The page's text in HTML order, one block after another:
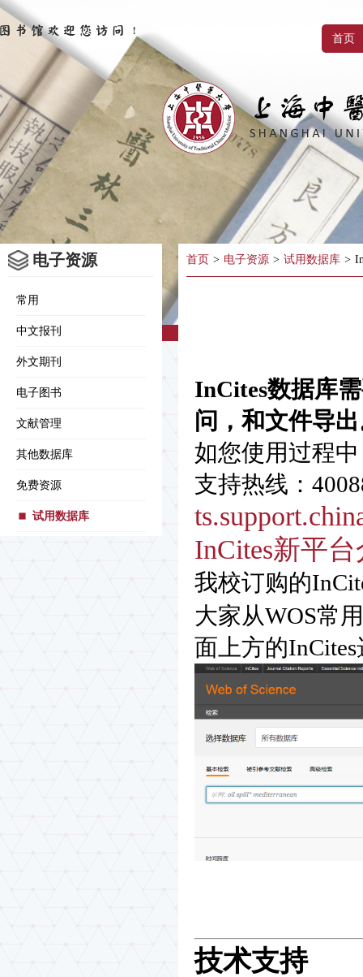
首页
电子资源
常用
中文报刊
外文期刊
电子图书
文献管理
其他数据库
免费资源
试用数据库
首页 > 电子资源 > 试用数据库 >
InCites数据库
问，和文件导
如您使用过程
支持热线：
InCites新平
我校订购的
大家从WOS常
面上方的
技术支持